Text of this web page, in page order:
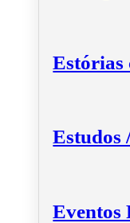
Estórias
Estudos
Eventos